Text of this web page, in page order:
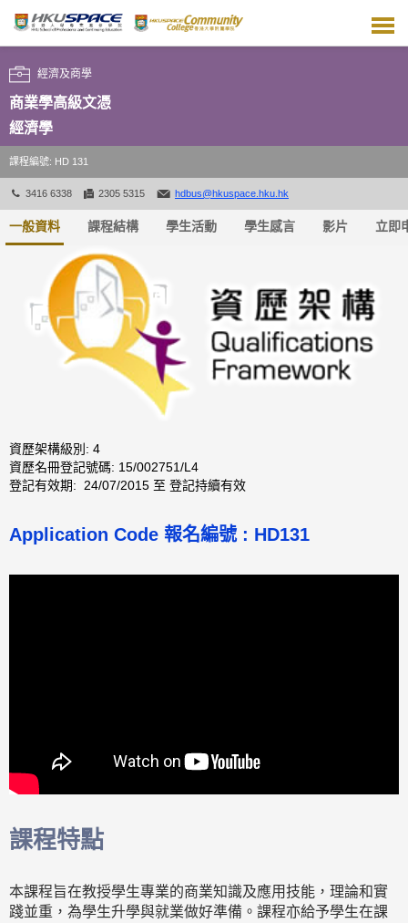
主
內
容
經濟及商學
商業學高級文憑
經濟學
課程編號: HD 131
3416 6338 2305 5315 hdbus@hkuspace.hku.hk
一般資料 課程結構 學生活動 學生感言 影片 立即
資歷架構級別: 4
資歷名冊登記號碼: 15/002751/L4
登記有效期: 24/07/2015 至 登記持續有效
Application Code 報名編號 : HD131
課程特點
本課程旨在教授學生專業的商業知識及應用技能，理論和實
踐並重，為學生升學與就業做好準備。課程亦給予學生在課